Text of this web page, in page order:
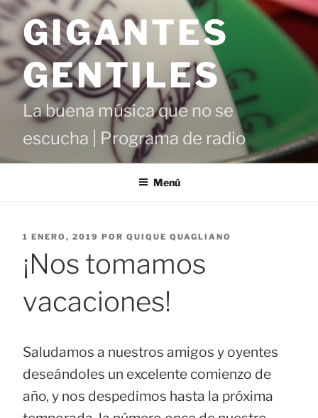
Saltar
contenido
GIGANTES
GENTILES
La buena música que no se
escucha | Programa de radio
Menú
PUBLICADO
1 ENERO, 2019 POR QUIQUE QUAGLIANO
¡Nos tomamos
vacaciones!
Saludamos a nuestros amigos y oyentes
deseándoles un excelente comienzo de
año, y nos despedimos hasta la próxima